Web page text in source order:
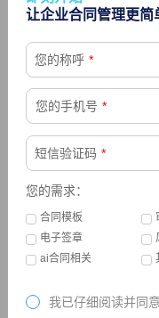
合同正文二维码优
码扫码结果可灵活配
合同拟制优化：
标
式。拟制更高效。
归档管理优化：合同
两个环节，支持“管
员确认”的归档模式
批量提交审批
让企业合同管理更简
您的称呼 *
您的手机号 *
短信验证码 *
您的需求：
合同模板
电子签章
ai合同相关
我已仔细阅读并同意